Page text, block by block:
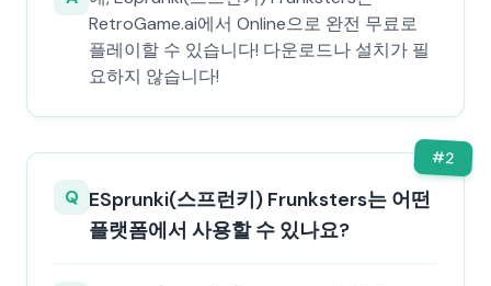
RetroGame.ai에서 Online으로 완전 무료로
플레이할 수 있습니다! 다운로드나 설치가 필
요하지 않습니다!
#2
Q ESprunki(스프런키) Frunksters는 어떤
플랫폼에서 사용할 수 있나요?